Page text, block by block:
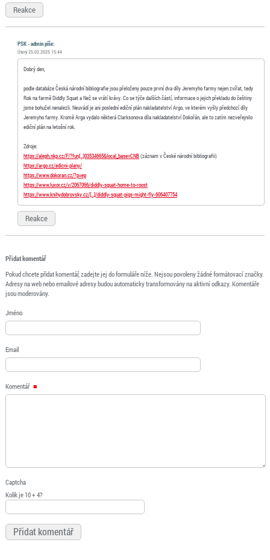
Reakce
PSK - admin píše:
Úterý 25.02.2025 15:44
Dobrý den,
podle databáze Česká národní bibliografie jsou přeloženy pouze první dva díly Jeremyho farmy nejen zvířat, tedy
Rok na farmě Diddly Squat a Než se vrátí krávy. Co se týče dalších částí, informace o jejich překladu do češtiny
jsme bohužel nenalezli. Neuvádí je ani poslední ediční plán nakladatelství Argo, ve kterém vyšly předchozí díly
Jeremyho farmy. Kromě Arga vydalo některá Clarksonova díla nakladatelství Dokořán, ale to zatím nezveřejnilo
ediční plán na letošní rok.
Zdroje:
https://aleph.nkp.cz/F/?fun[…]03534665&local_base=CNB(záznam v České národní bibliografii)
https://argo.cz/edicni-plany/
https://www.dokoran.cz/?p=ep
https://www.luxor.cz/v/2067066/diddly-squat-home-to-roost
https://www.knihydobrovsky.cz/[…]/diddly-squat-pigs-might-fly-606407754
Reakce
Přidat komentář
Pokud chcete přidat komentář, zadejte jej do formuláře níže. Nejsou povoleny žádné formátovací značky.
Adresy na web nebo emailové adresy budou automaticky transformovány na aktivní odkazy. Komentáře
jsou moderovány.
Jméno
Email
Komentář
Captcha
Kolik je 10 + 4?